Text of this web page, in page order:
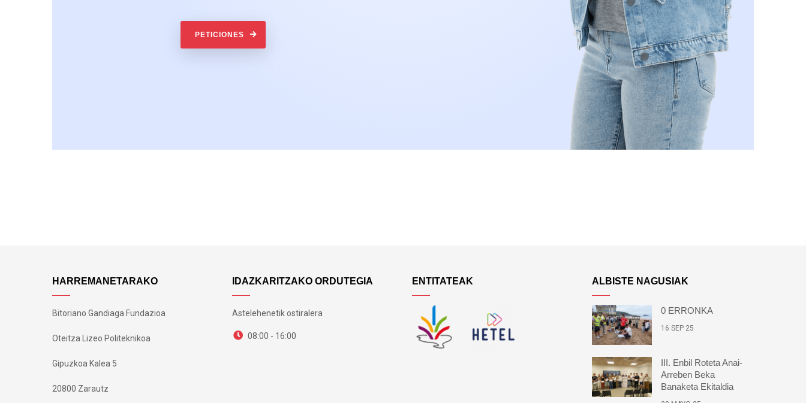
PETICIONES
HARREMANETARAKO
Bitoriano Gandiaga Fundazioa
Oteitza Lizeo Politeknikoa
Gipuzkoa Kalea 5
20800 Zarautz
IDAZKARITZAKO ORDUTEGIA
Astelehenetik ostiralera
08:00 - 16:00
ENTITATEAK ALBISTE NAGUSIAK
0 ERRONKA
16 SEP 25
III. Enbil Roteta Anai-
Arreben Beka
Banaketa Ekitaldia